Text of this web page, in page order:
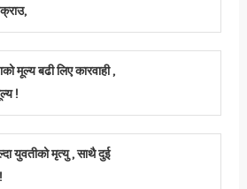
मूल्य बढी लिए कारवाही ,
!
युवतीको मृत्यु , साथै दुई